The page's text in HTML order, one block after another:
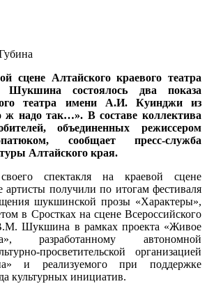
сцене Алтайского краевого театра
состоялось два показа
театра имени А.И. Куинджи из
ж надо так…». В составе коллектива
объединенных режиссером
сообщает пресс-служба
Алтайского края.
спектакля на краевой сцене
артисты получили по итогам фестиваля
шукшинской прозы «Характеры»,
в Сростках на сцене Всероссийского
Шукшина в рамках проекта «Живое
разработанному автономной
просветительской организацией
и реализуемого при поддержке
культурных инициатив.